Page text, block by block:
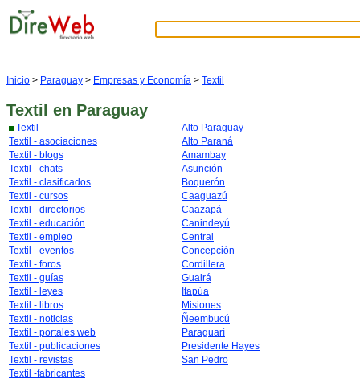
Inicio > Paraguay > Empresas y Economía > Textil
Textil en Paraguay
Textil
Textil - asociaciones
Textil - blogs
Textil - chats
Textil - clasificados
Textil - cursos
Textil - directorios
Textil - educación
Textil - empleo
Textil - eventos
Textil - foros
Textil - guías
Textil - leyes
Textil - libros
Textil - noticias
Textil - portales web
Textil - publicaciones
Textil - revistas
Textil -fabricantes
Alto Paraguay
Alto Paraná
Amambay
Asunción
Boquerón
Caaguazú
Caazapá
Canindeyú
Central
Concepción
Cordillera
Guairá
Itapúa
Misiones
Ñeembucú
Paraguarí
Presidente Hayes
San Pedro